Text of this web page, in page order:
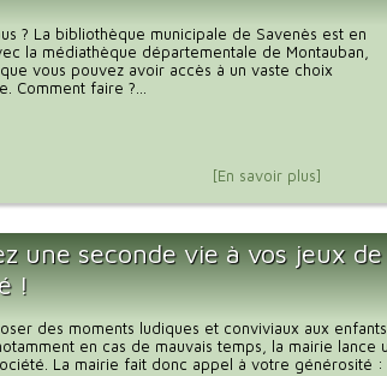
? La bibliothèque municipale de Savenès est en
la médiathèque départementale de Montauban,
vous pouvez avoir accès à un vaste choix
Comment faire ?...
[En savoir plus]
une seconde vie à vos jeux de
!
des moments ludiques et conviviaux aux
en cas de mauvais temps, la mairie lance
La mairie fait donc appel à votre générosité :